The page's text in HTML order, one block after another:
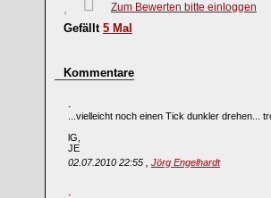
Zum Bewerten bitte einloggen
Gefällt 5 Mal
Kommentare
...vielleicht noch einen Tick dunkler drehen...
lG,
JE
02.07.2010 22:55 , Jörg Engelhardt